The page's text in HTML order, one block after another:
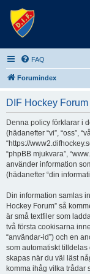
FAQ
Forumindex
DIF Hockey
Denna policy förklarar i
(hädanefter “vi”, “oss”,
“https://
“phpBB mjukvara”,
använder information
(hädanefter “din
Din information samlas
Hockey Forum” så
är små textfiler som
två första cookisarna
“användar-id”) och en
som automatiskt
skapas när du väl läst
komma ihåg vilka trådar